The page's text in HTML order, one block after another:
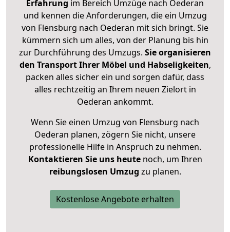
Erfahrung im Bereich Umzüge nach Oederan
und kennen die Anforderungen, die ein Umzug
von Flensburg nach Oederan mit sich bringt. Sie
kümmern sich um alles, von der Planung bis hin
zur Durchführung des Umzugs. Sie organisieren
den Transport Ihrer Möbel und Habseligkeiten,
packen alles sicher ein und sorgen dafür, dass
alles rechtzeitig an Ihrem neuen Zielort in
Oederan ankommt.
Wenn Sie einen Umzug von Flensburg nach
Oederan planen, zögern Sie nicht, unsere
professionelle Hilfe in Anspruch zu nehmen.
Kontaktieren Sie uns heutenoch, um Ihren
reibungslosen Umzug zu planen.
Kostenlose Angebote erhalten